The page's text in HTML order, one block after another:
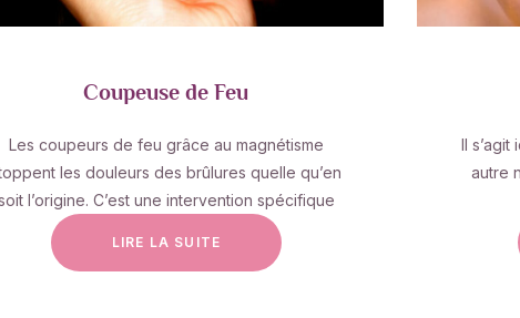
Coupeuse de Feu
Les coupeurs de feu grâce au magnétisme
les douleurs des brûlures quelle qu’en
l’origine. C’est une intervention spécifique
LIRE LA SUITE
Il
autre